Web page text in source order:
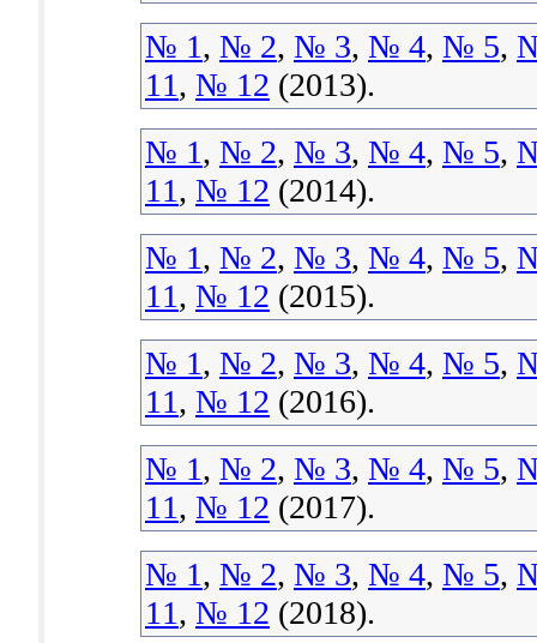
№ 1, № 2, № 3, № 4, № 5,
11, № 12 (2013).
№ 1, № 2, № 3, № 4, № 5,
11, № 12 (2014).
№ 1, № 2, № 3, № 4, № 5,
11, № 12 (2015).
№ 1, № 2, № 3, № 4, № 5,
11, № 12 (2016).
№ 1, № 2, № 3, № 4, № 5,
11, № 12 (2017).
№ 1, № 2, № 3, № 4, № 5,
11, № 12 (2018).